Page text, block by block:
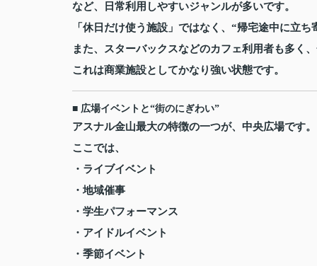
など、日常利用しやすいジャンルが多いです。
「休日だけ使う施設」ではなく、“帰宅途中に立
また、スターバックスなどのカフェ利用者も多く
これは商業施設としてかなり強い状態です。
■ 広場イベントと“街のにぎわい”
アスナル金山最大の特徴の一つが、中央広場です。
ここでは、
・ライブイベント
・地域催事
・学生パフォーマンス
・アイドルイベント
・季節イベント